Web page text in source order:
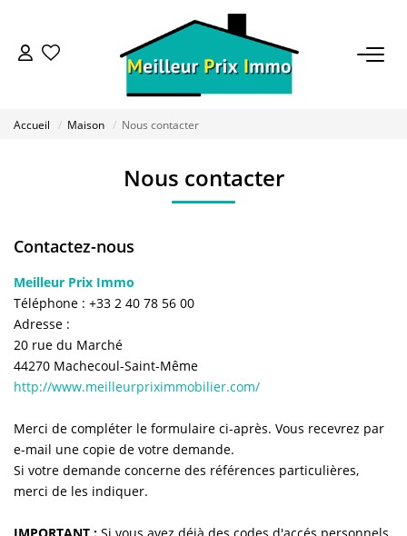
ACHETER
VENDRE
BAILLEUR
FONDS DE COMMERCE
NOS AGENCES
Qui Sommes-Nous
Accueil Maison Nous contacter
Nous contacter
Contactez-nous
Meilleur Prix Immo
Téléphone : +33 2 40 78 56 00
Adresse :
20 rue du Marché
44270 Machecoul-Saint-Même
http://www.meilleurpriximmobilier.com/
Merci de compléter le formulaire ci-après. Vous recevrez par
e-mail une copie de votre demande.
Si votre demande concerne des références particulières,
merci de les indiquer.